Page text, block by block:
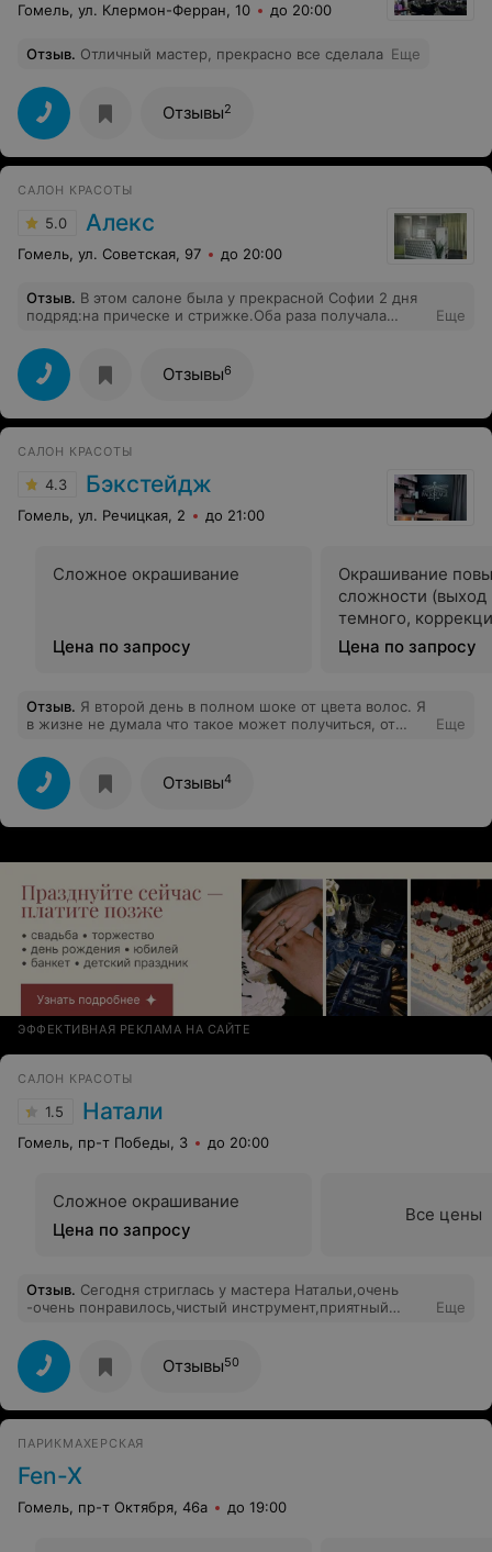
Гомель, ул. Клермон-Ферран, 10 до 20:00
Отзыв. Отличный мастер, прекрасно все сделала Еще
Отзывы2
САЛОН КРАСОТЫ
5.0 Алекс
Гомель, ул. Советская, 97 до 20:00
Отзыв. В этом салоне была у прекрасной Софии 2 дня
подряд:на прическе и стрижке.Оба раза получала
уровне!!!Искренне всем рекомендую услуги Софии!!!
Буду в Гомеле,обязательно зайду в салон Алекс к
Софии)))
Еще
Отзывы6
САЛОН КРАСОТЫ
4.3 Бэкстейдж
Гомель, ул. Речицкая, 2 до 21:00
Сложное окрашивание
Цена по запросу
Окрашивание
сложности (выход
темного,
Цена по запросу
Отзыв. Я второй день в полном шоке от цвета волос. Я
в жизне не думала что такое может получиться, от
красоты «Бэкстейд». Я как не приду к ним, ухожу в
полном восторге!
Еще
Отзывы4
ЭФФЕКТИВНАЯ РЕКЛАМА НА САЙТЕ
САЛОН КРАСОТЫ
1.5 Натали
Гомель, пр-т Победы, 3 до 20:00
Сложное окрашивание
Цена по запросу
Все цены
Отзыв. Сегодня стриглась у мастера Натальи,очень
-очень понравилось,чистый инструмент,приятный
результата,спасибо большое.
Еще
Отзывы50
ПАРИКМАХЕРСКАЯ
Fen-X
Гомель, пр-т Октября, 46а до 19:00